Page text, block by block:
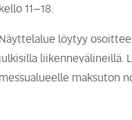
kello 11–18.
Näyttelalue löytyy
julkisilla liikennevälineillä.
messualueelle maksuton